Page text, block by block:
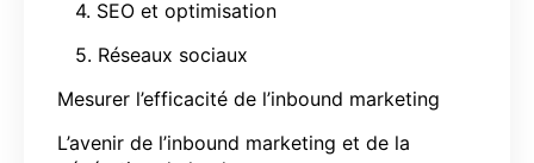
4. SEO et optimisation
5. Réseaux sociaux
Mesurer l’efficacité de l’inbound marketing
L’avenir de l’inbound marketing et de la